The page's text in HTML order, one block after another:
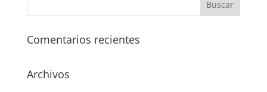
Comentarios recientes
Archivos